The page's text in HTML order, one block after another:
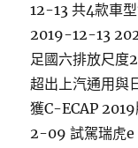
12-13 共4款車
2019-12-13
足國六排放尺度
超出上汽通用與
獲C-ECAP
2-09 ​試駕瑞虎e